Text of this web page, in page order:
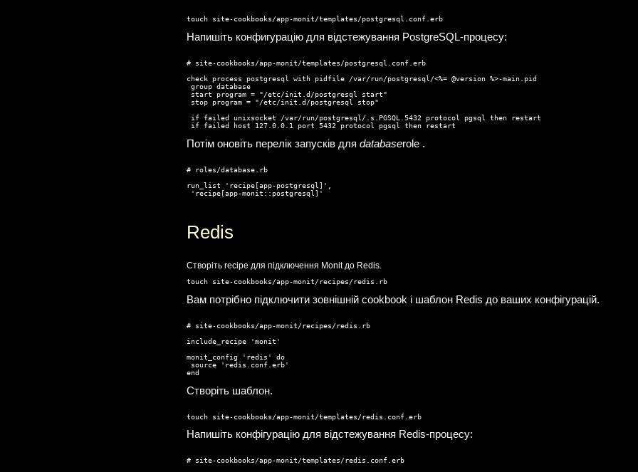
touch site-cookbooks/app-monit/templates/postgresql.conf.erb
Напишіть конфигурацію для відстежування PostgreSQL-процесу:
# site-cookbooks/app-monit/templates/postgresql.conf.erb
check process postgresql with pidfile /var/run/postgresql/<%= @version %>-main.pid
group database
start program = "/etc/init.d/postgresql start"
stop program = "/etc/init.d/postgresql stop"
if failed unixsocket /var/run/postgresql/.s.PGSQL.5432 protocol pgsql then restart
if failed host 127.0.0.1 port 5432 protocol pgsql then restart
Потім оновіть перелік запусків для databaserole .
# roles/database.rb
run_list 'recipe[app-postgresql]',
'recipe[app-monit::postgresql]'
Redis
Створіть recipe для підключення Monit до Redis.
touch site-cookbooks/app-monit/recipes/redis.rb
Вам потрібно підключити зовнішній cookbook і шаблон Redis до ваших конфігурацій.
# site-cookbooks/app-monit/recipes/redis.rb
include_recipe 'monit'
monit_config 'redis' do
source 'redis.conf.erb'
end
Створіть шаблон.
touch site-cookbooks/app-monit/templates/redis.conf.erb
Напишіть конфігурацію для відстежування Redis-процесу:
# site-cookbooks/app-monit/templates/redis.conf.erb